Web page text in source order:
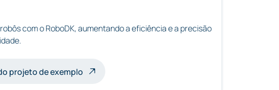
com o RoboDK, aumentando a eficiência e a precisão
vários robôs
projeto de exemplo